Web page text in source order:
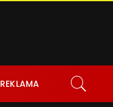
REKLAMA